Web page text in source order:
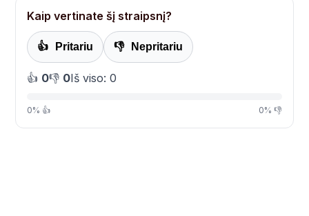
Kaip vertinate šį straipsnį?
👍 Pritariu 👎 Nepritariu
👍 0👎 0Iš viso: 0
0% 👍 0% 👎